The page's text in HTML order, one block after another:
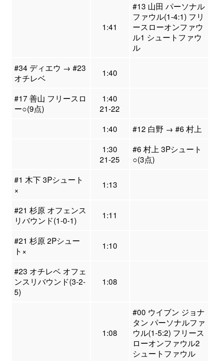
1:41
#13 山田 パーソナル
ファウル(1-4:1) フリ
ースローオンファウ
ル1 シュートファウ
ル
#34 ディエウ → #23
オチレベ
1:40
#17 善山 フリースロ
ー○(9点)
1:40
21-22
1:40
#12 白野 → #6 村上
1:30
21-25
#6 村上 3Pシュート
○(3点)
#1 木下 3Pシュート
×
1:13
#21 杉原 オフェンス
リバウンド(1-0-1)
1:11
#21 杉原 2Pシュー
ト×
1:10
#23 オチレベ オフェ
ンスリバウンド(3-2-
5)
1:08
1:08
#00 ウイブン ジョナ
タン パーソナルファ
ウル(1-5:2) フリース
ローオンファウル2
シュートファウル